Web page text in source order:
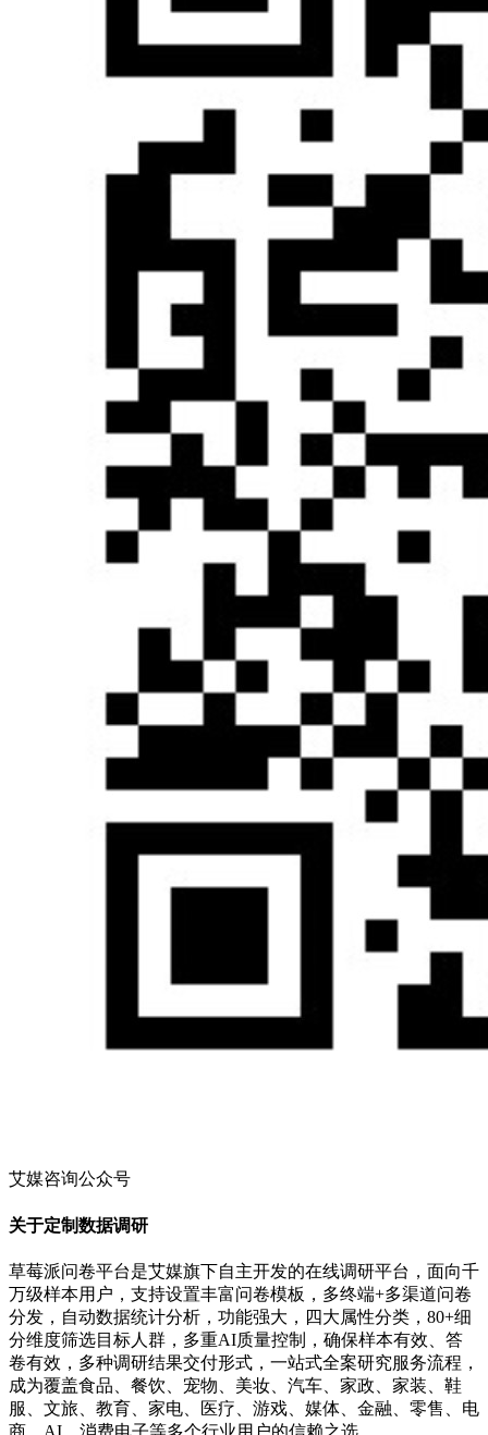
艾媒咨询公众号
关于定制数据调研
草莓派问卷平台是艾媒旗下自主开发的在线调研平台，面向千
万级样本用户，支持设置丰富问卷模板，多终端+多渠道问卷
分发，自动数据统计分析，功能强大，四大属性分类，80+细
分维度筛选目标人群，多重AI质量控制，确保样本有效、答
卷有效，多种调研结果交付形式，一站式全案研究服务流程，
成为覆盖食品、餐饮、宠物、美妆、汽车、家政、家装、鞋
服、文旅、教育、家电、医疗、游戏、媒体、金融、零售、电
商、AI、消费电子等多个行业用户的信赖之选。